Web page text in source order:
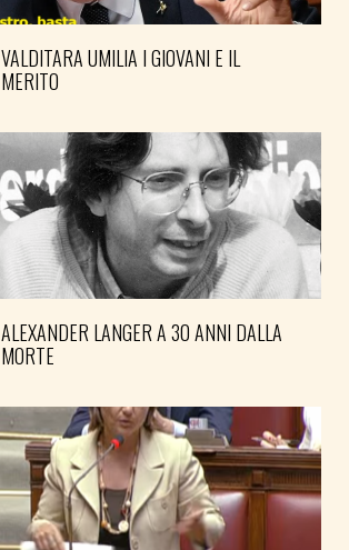
VALDITARA UMILIA I GIOVANI E IL
MERITO
ALEXANDER LANGER A 30 ANNI DALLA
MORTE